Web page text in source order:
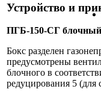
Устройство и
ПГБ-150-СГ блочный
Бокс разделен
предусмотрены
блочного в
редуцирования 5 (для